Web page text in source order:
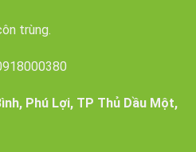
trùng.
Phú Lợi, TP Thủ Dầu Một,